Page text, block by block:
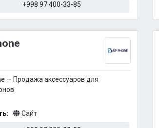
+998 97 400-33-85
— Продажа аксессуаров для
Сайт